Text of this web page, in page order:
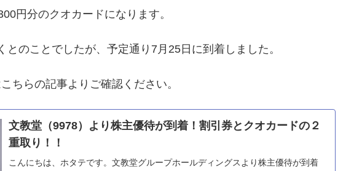
円分のクオカードになります。
とのことでしたが、予定通り7月25日に到着しました。
ちらの記事よりご確認ください。
文教堂（9978）より株主優待が到着！割引券とクオカードの２
重取り！！
こんにちは、ホタテです。文教堂グループホールディングスより株主優待が到着